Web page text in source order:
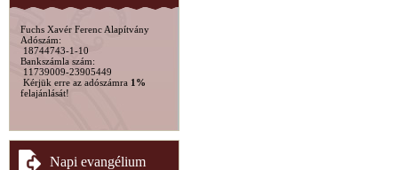
Fuchs Xavér Ferenc Alapítvány
Adószám:
18744743-1-10
Bankszámla szám:
11739009-23905449
Kérjük erre az adószámra 1%
felajánlását!
Napi evangélium